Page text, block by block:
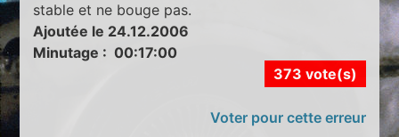
stable et ne bouge pas.
Ajoutée le 24.12.2006
Minutage : 00:17:00
373 vote(s)
Voter pour cette erreur